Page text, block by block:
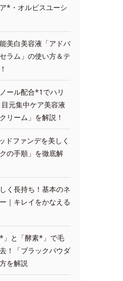
*・オルビスユーシ
美白美容液「アドバ
ラム」の使い方＆テ
ール配合*1でハリ
元集中ケア美容液
リーム」を解説！
ドファンデを美しく
の手順」を徹底解
く長持ち！基本のネ
｜キレイをかなえる
」と「酵素*」で毛
！「ブラックパウダ
を解説